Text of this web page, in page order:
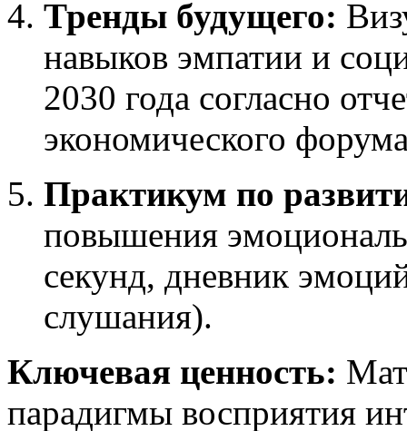
Тренды будущего:
навыков эмпатии и
2030 года согласно
экономического
Практикум по
повышения
секунд, дневник
слушания).
Ключевая ценность:
парадигмы восприятия